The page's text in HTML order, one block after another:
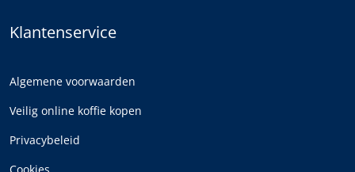
Klantenservice
Algemene voorwaarden
Veilig online koffie kopen
Privacybeleid
Cookies